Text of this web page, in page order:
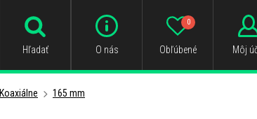
Hľadať O nás Obľúbené
0
Môj
Koaxiálne 165 mm